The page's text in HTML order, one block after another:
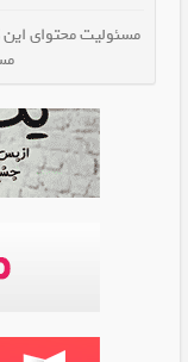
مسئولیت محتوای این